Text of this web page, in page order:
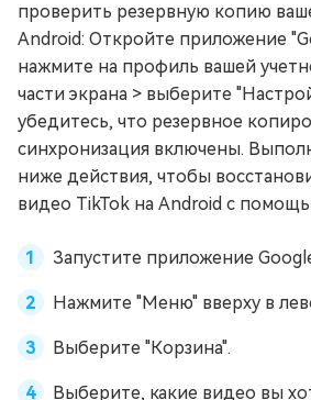
проверить резервную копию
Android: Откройте приложение
нажмите на профиль вашей
части экрана > выберите
убедитесь, что резервное
синхронизация включены.
ниже действия, чтобы
видео TikTok на Android с
Запустите приложение
Нажмите "Меню" вверху в
Выберите "Корзина".
Выберите, какие видео вы